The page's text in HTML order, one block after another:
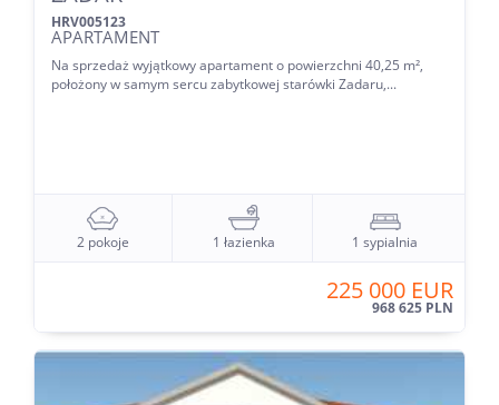
HRV005123
APARTAMENT
Na sprzedaż wyjątkowy apartament o powierzchni 40,25 m²,
położony w samym sercu zabytkowej starówki Zadaru,...
2 pokoje 1 łazienka 1 sypialnia
225 000 EUR
968 625 PLN